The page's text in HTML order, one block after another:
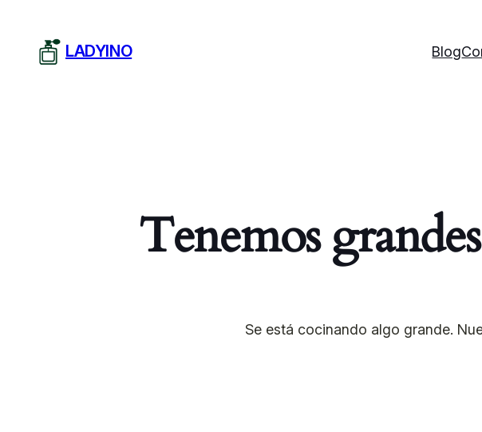
LADYINO Blog
Tenemos
Se está cocinando algo grande.